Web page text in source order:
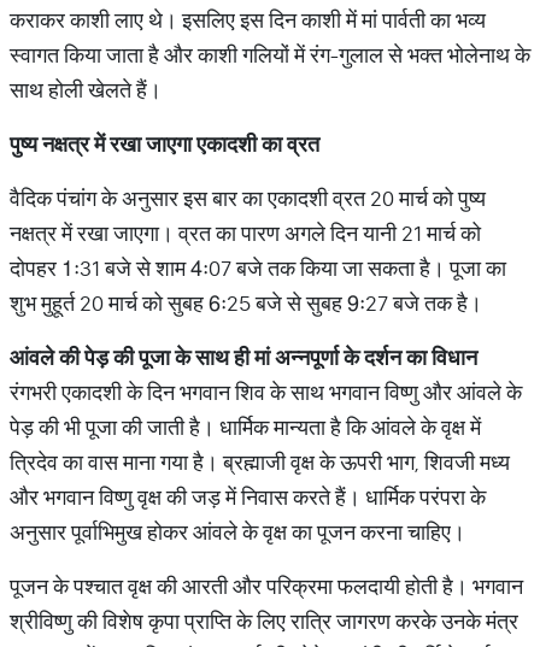
कराकर काशी लाए थे। इसलिए इस दिन काशी में मां पार्वती का भव्य
स्वागत किया जाता है और काशी गलियों में रंग-गुलाल से भक्त भोलेनाथ के
साथ होली खेलते हैं।
पुष्य नक्षत्र में रखा जाएगा एकादशी का व्रत
वैदिक पंचांग के अनुसार इस बार का एकादशी व्रत 20 मार्च को पुष्य
नक्षत्र में रखा जाएगा। व्रत का पारण अगले दिन यानी 21 मार्च को
दोपहर 1ः31 बजे से शाम 4ः07 बजे तक किया जा सकता है। पूजा का
शुभ मुहूर्त 20 मार्च को सुबह 6ः25 बजे से सुबह 9ः27 बजे तक है।
आंवलेकीपेड़कीपूजाकेसाथहीमांअन्नपूर्णाकेदर्शनकाविधान
रंगभरी एकादशी के दिन भगवान शिव के साथ भगवान विष्णु और आंवले के
पेड़ की भी पूजा की जाती है। धार्मिक मान्यता है कि आंवले के वृक्ष में
त्रिदेव का वास माना गया है। ब्रह्माजी वृक्ष के ऊपरी भाग, शिवजी मध्य
और भगवान विष्णु वृक्ष की जड़ में निवास करते हैं। धार्मिक परंपरा के
अनुसार पूर्वाभिमुख होकर आंवले के वृक्ष का पूजन करना चाहिए।
पूजन के पश्चात वृक्ष की आरती और परिक्रमा फलदायी होती है। भगवान
श्रीविष्णु की विशेष कृपा प्राप्ति के लिए रात्रि जागरण करके उनके मंत्र